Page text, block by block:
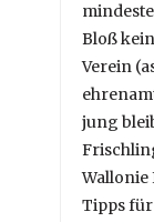
Bloß
Verein
jung
Tipps für